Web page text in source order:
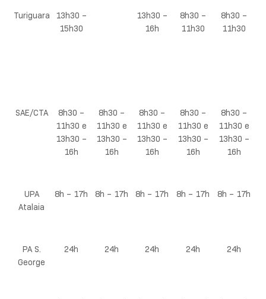
Turiguara
13h30 –
15h30
13h30 –
16h
8h30 –
11h30
8h30 –
11h30
SAE/CTA
8h30 –
11h30 e
13h30 –
16h
8h30 –
11h30 e
13h30 –
16h
8h30 –
11h30 e
13h30 –
16h
8h30 –
11h30 e
13h30 –
16h
8h30 –
11h30 e
13h30 –
16h
UPA
Atalaia
8h – 17h 8h – 17h 8h – 17h 8h – 17h 8h – 17h
PA S.
George
24h 24h 24h 24h 24h